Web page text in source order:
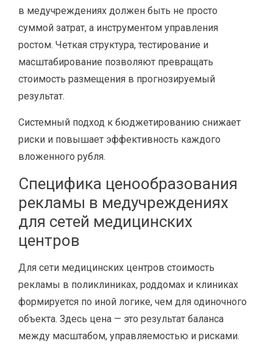
в медучреждениях должен быть не просто
суммой затрат, а инструментом управления
ростом. Четкая структура, тестирование и
масштабирование позволяют превращать
стоимость размещения в прогнозируемый
результат.
Системный подход к бюджетированию снижает
риски и повышает эффективность каждого
вложенного рубля.
Специфика ценообразования
рекламы в медучреждениях
для сетей медицинских
центров
Для сети медицинских центров стоимость
рекламы в поликлиниках, роддомах и клиниках
формируется по иной логике, чем для одиночного
объекта. Здесь цена — это результат баланса
между масштабом, управляемостью и рисками.